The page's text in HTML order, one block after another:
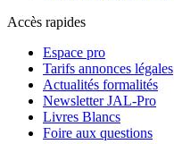
Accès rapides
Espace pro
Tarifs annonces légales
Actualités formalités
Newsletter JAL-Pro
Livres Blancs
Foire aux questions